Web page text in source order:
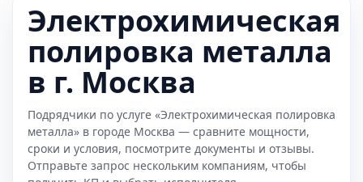
О сервисе Контакты
Электрохимическая
полировка металла
в г. Москва
Подрядчики по услуге «Электрохимическая полировка
металла» в городе Москва — сравните мощности,
сроки и условия, посмотрите документы и отзывы.
Отправьте запрос нескольким компаниям, чтобы